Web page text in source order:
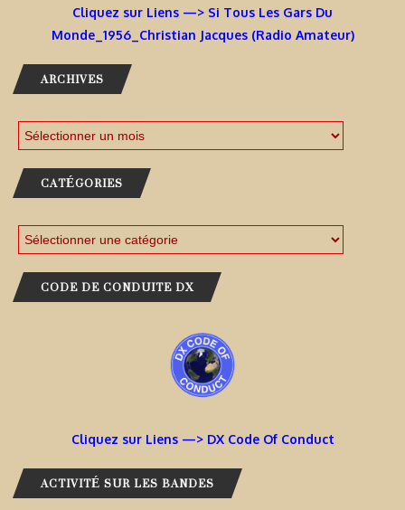
Cliquez sur Liens —> Si Tous Les Gars Du
Monde_1956_Christian Jacques (Radio Amateur)
ARCHIVES
CATÉGORIES
CODE DE CONDUITE DX
Cliquez sur Liens —> DX Code Of Conduct
ACTIVITÉ SUR LES BANDES